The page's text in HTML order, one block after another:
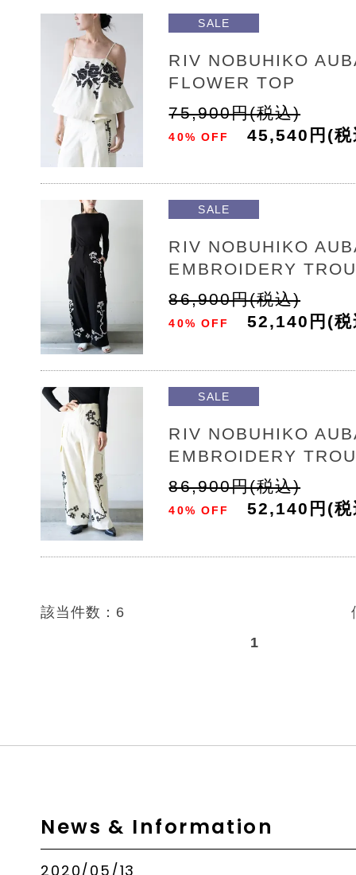
SALE
RIV NOBUHIKO
FLOWER TOP
75,900円(税込)
40% OFF 45,540円(
SALE
RIV NOBUHIKO
EMBROIDERY
86,900円(税込)
40% OFF 52,140円(
SALE
RIV NOBUHIKO
EMBROIDERY
86,900円(税込)
40% OFF 52,140円(
該当件数：6
1
News & Information
2020/05/13